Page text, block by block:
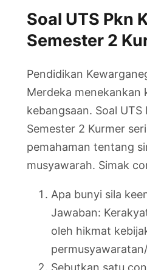
Soal UTS Pkn
Semester 2
Pendidikan
Merdeka menekankan
kebangsaan. Soal UTS
Semester 2 Kurmer
pemahaman tentang
musyawarah. Simak
Apa bunyi sila
Jawaban:
oleh hikmat
Sebutkan satu